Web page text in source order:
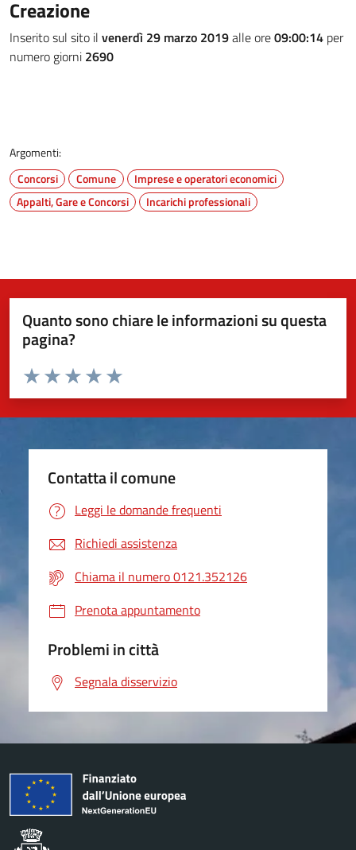
Creazione
Inserito sul sito il venerdì 29 marzo 2019alle ore09:00:14 per
numero giorni 2690
Argomenti:
Concorsi
Comune
Imprese e operatori economici
Appalti, Gare e Concorsi
Incarichi professionali
Quanto sono chiare le informazioni su questa
pagina?
Valuta da 1 a 5 stelle la pagina
Valuta 5 stelle su 5
Valuta 4 stelle su 5
Valuta 3 stelle su 5
Valuta 2 stelle su 5
Valuta 1 stelle su 5
Contatta il comune
Leggi le domande frequenti
Richiedi assistenza
Chiama il numero 0121.352126
Prenota appuntamento
Problemi in città
Segnala disservizio